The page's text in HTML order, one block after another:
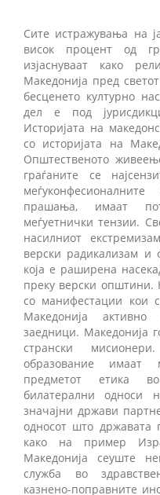
Сите истражувања на
висок процент од
изјаснуваат како
Македонија пред
бесценето културно
дел е под
Историјата на
со историјата на
Општественото
граѓаните се
прашања, имаат
меѓуетнички тензии.
насилниот
верски радикализам и
која е раширена
преку верски општини.
со манифестации кои
Македонија
заедници. Македонија
странски
образование имаат
предметот етика
билатерални односи
значајни држави
односот што државата
како на пример
Македонија сеуште
служба во
казнено-поправните